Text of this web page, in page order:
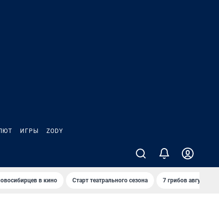
ИГРЫ ZODY
в кино Старт театрального сезона 7 грибов августа